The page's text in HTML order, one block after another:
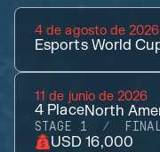
4 de agosto de 2026
Esports World
11 de junio de 2026
4 PlaceNorth
STAGE 1
USD 16,000